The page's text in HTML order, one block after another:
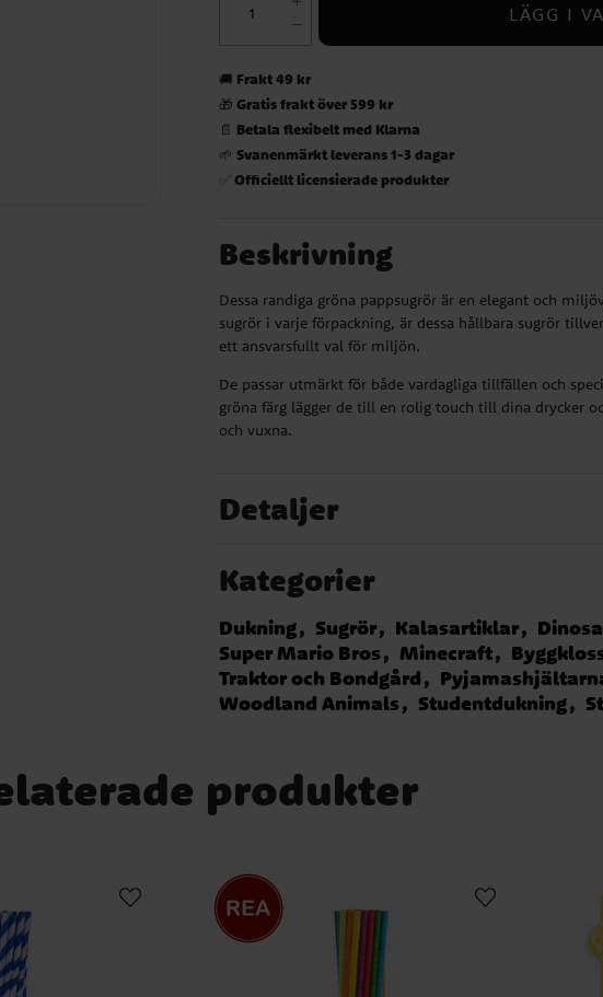
LÄGG I
🚚 Frakt 49 kr
🎁Gratis frakt över 599 kr
📄 Betala flexibelt med Klarna
🌱Svanenmärkt leverans 1-3 dagar
✅Officiellt licensierade produkter
Beskrivning
Dessa randiga gröna pappsugrör är en elegant och
sugrör i varje förpackning, är dessa hållbara sugrör
ett ansvarsfullt val för miljön.
De passar utmärkt för både vardagliga tillfällen och
gröna färg lägger de till en rolig touch till dina drycker
och vuxna.
Detaljer
Kategorier
Dukning Sugrör Kalasartiklar
Super Mario Bros
Minecraft
Traktor och Bondgård
Woodland Animals
Studentdukning
produkter